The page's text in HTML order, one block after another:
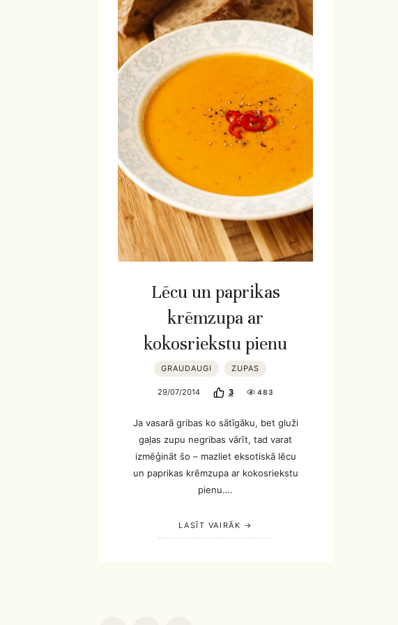
Lēcu un paprikas
krēmzupa ar
kokosriekstu pienu
GRAUDAUGI ZUPAS
29/07/2014 3 483
Ja vasarā gribas ko sātīgāku, bet gluži
gaļas zupu negribas vārīt, tad varat
izmēģināt šo – mazliet eksotiskā lēcu
un paprikas krēmzupa ar kokosriekstu
pienu….
LASĪT VAIRĀK